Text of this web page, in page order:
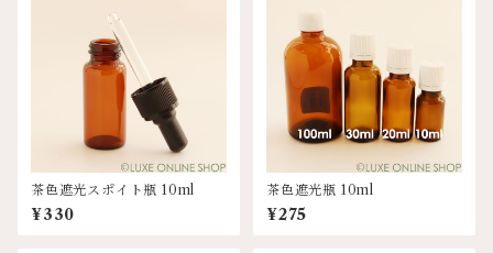
茶色遮光スポイト瓶 10ml
¥330
茶色遮光瓶 10ml
¥275